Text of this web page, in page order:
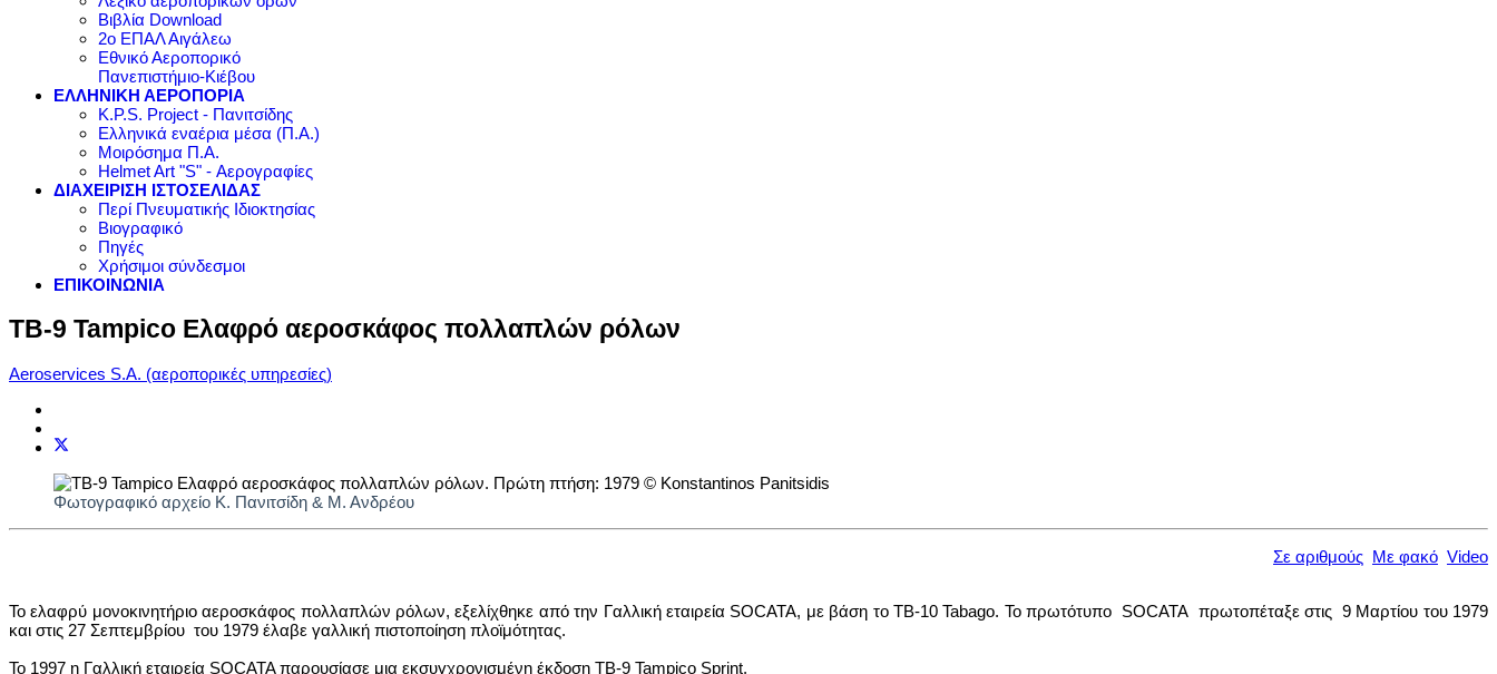
Βιβλία Download
2ο ΕΠΑΛ Αιγάλεω
Εθνικό Αεροπορικό
Πανεπιστήμιο-Κιέβου
ΕΛΛΗΝΙΚΗ ΑΕΡΟΠΟΡΙΑ
K.P.S. Project - Πανιτσίδης
Ελληνικά εναέρια μέσα (Π.Α.)
Μοιρόσημα Π.Α.
Helmet Art "S" - Αερογραφίες
ΔΙΑΧΕΙΡΙΣΗ ΙΣΤΟΣΕΛΙΔΑΣ
Περί Πνευματικής Ιδιοκτησίας
Βιογραφικό
Πηγές
Χρήσιμοι σύνδεσμοι
ΕΠΙΚΟΙΝΩΝΙΑ
TB-9 Tampico Ελαφρό αεροσκάφος πολλαπλών ρόλων
Aeroservices S.A. (αεροπορικές υπηρεσίες)
Φωτογραφικό αρχείο Κ. Πανιτσίδη & Μ. Ανδρέου
Σε αριθμούς Με φακό Video
Το ελαφρύ μονοκινητήριο αεροσκάφος πολλαπλών ρόλων, εξελίχθηκε από την Γαλλική εταιρεία SOCATA, με βάση το TB-10 Tabago. Το πρωτότυπο SOCATA πρωτοπέταξε στις 9 Μαρτίου του 1979
και στις 27 Σεπτεμβρίου του 1979 έλαβε γαλλική πιστοποίηση πλοϊμότητας.
Το 1997 η Γαλλική εταιρεία SOCATA παρουσίασε μια εκσυγχρονισμένη έκδοση TB-9 Tampico Sprint.